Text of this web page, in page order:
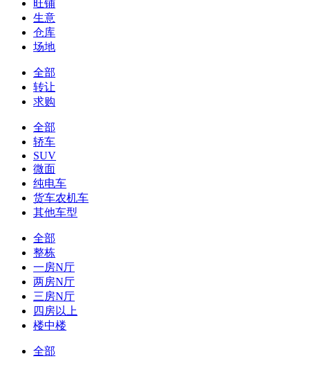
旺铺
生意
仓库
场地
全部
转让
求购
全部
轿车
SUV
微面
纯电车
货车农机车
其他车型
全部
整栋
一房N厅
两房N厅
三房N厅
四房以上
楼中楼
全部